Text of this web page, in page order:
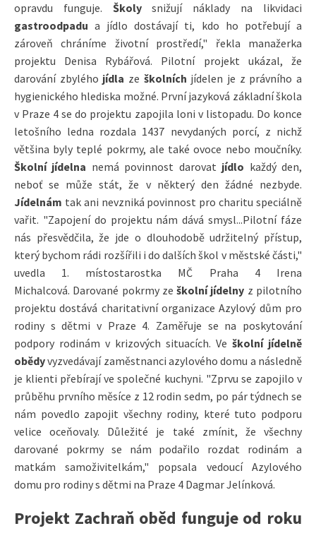
opravdu funguje. Školysnižují náklady na likvidaci
gastroodpadu a jídlo dostávají ti, kdo ho potřebují a
zároveň chráníme životní prostředí," řekla manažerka
projektu Denisa Rybářová. Pilotní projekt ukázal, že
darování zbylého jídla ze školních jídelen je z právního a
hygienického hlediska možné. První jazyková základní škola
v Praze 4 se do projektu zapojila loni v listopadu. Do konce
letošního ledna rozdala 1437 nevydaných porcí, z nichž
většina byly teplé pokrmy, ale také ovoce nebo moučníky.
Školní jídelna nemá povinnost darovat jídlo každý den,
neboť se může stát, že v některý den žádné nezbyde.
Jídelnám tak ani nevzniká povinnost pro charitu speciálně
vařit. "Zapojení do projektu nám dává smysl...Pilotní fáze
nás přesvědčila, že jde o dlouhodobě udržitelný přístup,
který bychom rádi rozšířili i do dalších škol v městské části,"
uvedla 1. místostarostka MČ Praha 4 Irena
Michalcová. Darované pokrmy zeškolní jídelny z pilotního
projektu dostává charitativní organizace Azylový dům pro
rodiny s dětmi v Praze 4. Zaměřuje se na poskytování
podpory rodinám v krizových situacích. Ve školní jídelně
obědyvyzvedávají zaměstnanci azylového domu a následně
je klienti přebírají ve společné kuchyni. "Zprvu se zapojilo v
průběhu prvního měsíce z 12 rodin sedm, po pár týdnech se
nám povedlo zapojit všechny rodiny, které tuto podporu
velice oceňovaly. Důležité je také zmínit, že všechny
darované pokrmy se nám podařilo rozdat rodinám a
matkám samoživitelkám," popsala vedoucí Azylového
domu pro rodiny s dětmi na Praze 4 Dagmar Jelínková.
Projekt Zachraň oběd funguje od roku